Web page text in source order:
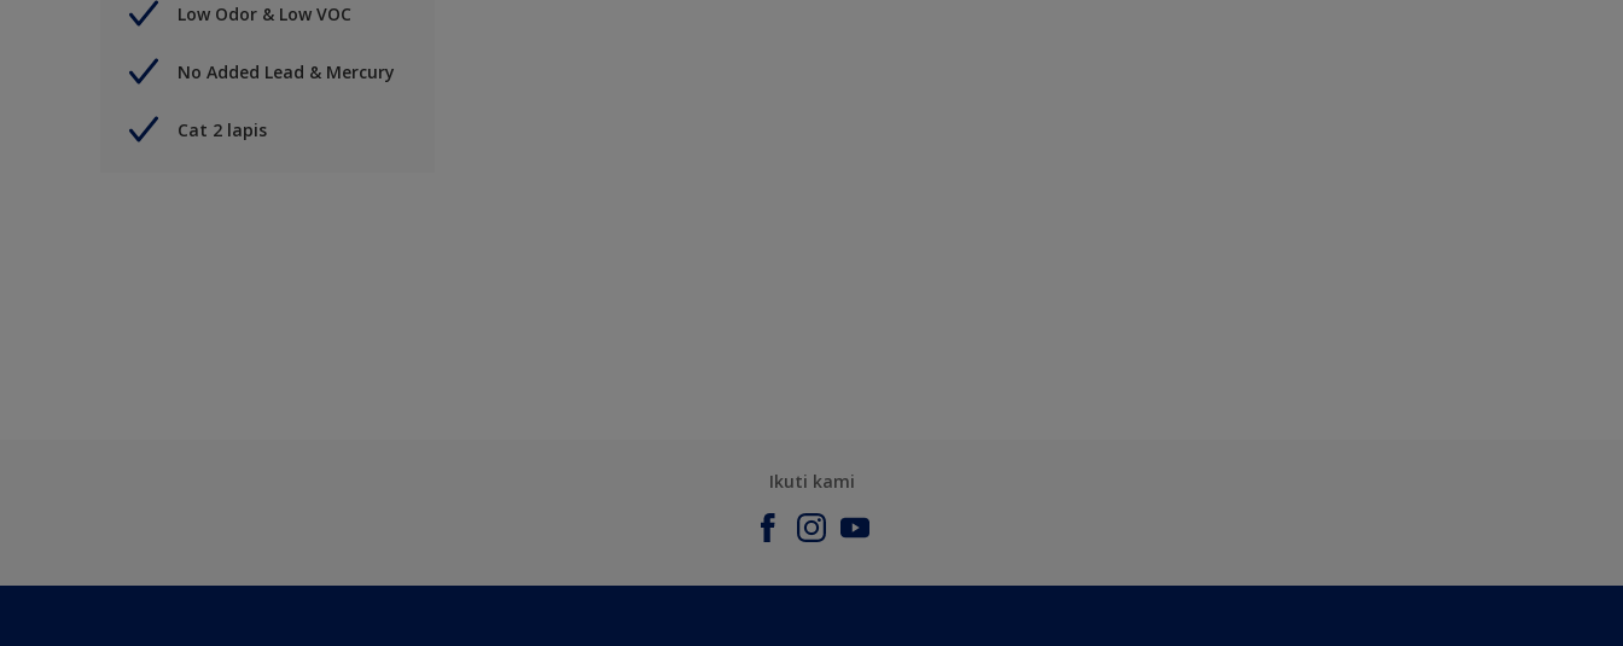
Low Odor & Low VOC
No Added Lead & Mercury
Cat 2 lapis
Ikuti kami